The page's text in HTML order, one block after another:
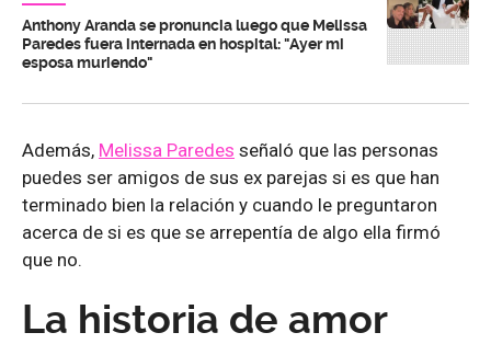
Anthony Aranda se pronuncia luego que Melissa
Paredes fuera internada en hospital: "Ayer mi
esposa muriendo"
Además, Melissa Paredes señaló que las personas
puedes ser amigos de sus ex parejas si es que han
terminado bien la relación y cuando le preguntaron
acerca de si es que se arrepentía de algo ella firmó
que no.
La historia de amor